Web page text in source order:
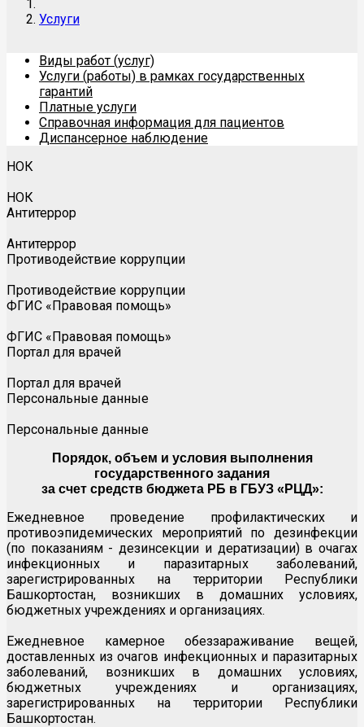
Услуги
Виды работ (услуг)
Услуги (работы) в рамках государственных
гарантий
Платные услуги
Справочная информация для пациентов
Диспансерное наблюдение
НОК
НОК
Антитеррор
Антитеррор
Противодействие коррупции
Противодействие коррупции
ФГИС «Правовая помощь»
ФГИС «Правовая помощь»
Портал для врачей
Портал для врачей
Персональные данные
Персональные данные
Порядок, объем и условия выполнения
государственного задания
за счет средств бюджета РБ в ГБУЗ «РЦД»:
Ежедневное проведение профилактических и
противоэпидемических мероприятий по дезинфекции
(по показаниям - дезинсекции и дератизации) в очагах
инфекционных и паразитарных заболеваний,
зарегистрированных на территории Республики
Башкортостан, возникших в домашних условиях,
бюджетных учреждениях и организациях.
Ежедневное камерное обеззараживание вещей,
доставленных из очагов инфекционных и паразитарных
заболеваний, возникших в домашних условиях,
бюджетных учреждениях и организациях,
зарегистрированных на территории Республики
Башкортостан.